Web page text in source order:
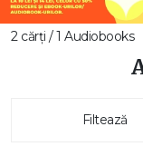
2 cărți / 1 Audiobooks
Filtează